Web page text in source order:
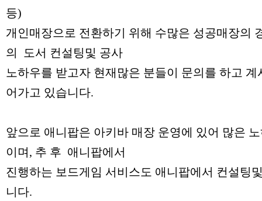
등)
개인매장으로 전환하기 위해 수많은 성공매장의
의 도서 컨설팅및 공사
노하우를 받고자 현재많은 분들이 문의를 하고
어가고 있습니다.
앞으로 애니팝은 아키바 매장 운영에 있어 많은
이며, 추 후 애니팝에서
진행하는 보드게임 서비스도 애니팝에서 컨설팅
니다.